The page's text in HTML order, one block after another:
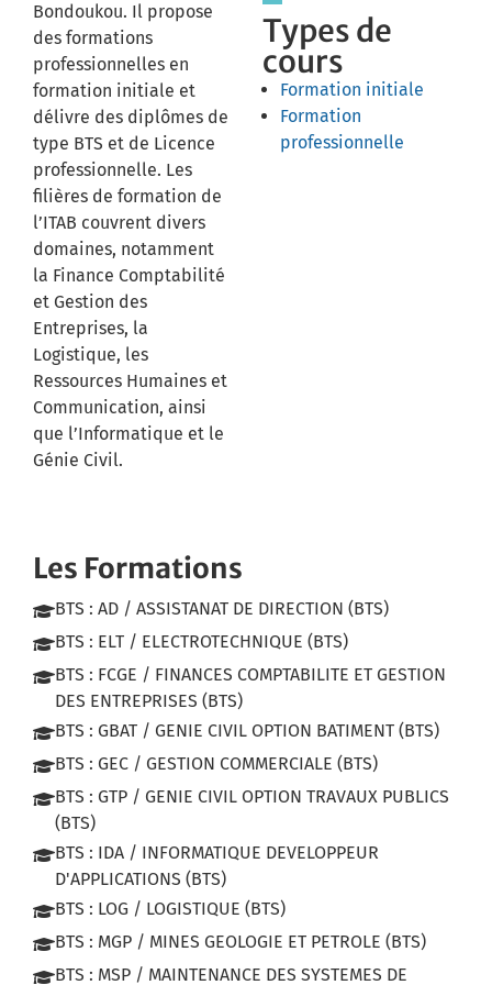
Bondoukou. Il propose
des formations
professionnelles en
formation initiale et
délivre des diplômes de
type BTS et de Licence
professionnelle. Les
filières de formation de
l’ITAB couvrent divers
domaines, notamment
la Finance Comptabilité
et Gestion des
Entreprises, la
Logistique, les
Ressources Humaines et
Communication, ainsi
que l’Informatique et le
Génie Civil.
Types de
cours
Formation initiale
Formation
professionnelle
Les Formations
BTS : AD / ASSISTANAT DE DIRECTION (BTS)
BTS : ELT / ELECTROTECHNIQUE (BTS)
BTS : FCGE / FINANCES COMPTABILITE ET GESTION
DES ENTREPRISES (BTS)
BTS : GBAT / GENIE CIVIL OPTION BATIMENT (BTS)
BTS : GEC / GESTION COMMERCIALE (BTS)
BTS : GTP / GENIE CIVIL OPTION TRAVAUX PUBLICS
(BTS)
BTS : IDA / INFORMATIQUE DEVELOPPEUR
D'APPLICATIONS (BTS)
BTS : LOG / LOGISTIQUE (BTS)
BTS : MGP / MINES GEOLOGIE ET PETROLE (BTS)
BTS : MSP / MAINTENANCE DES SYSTEMES DE